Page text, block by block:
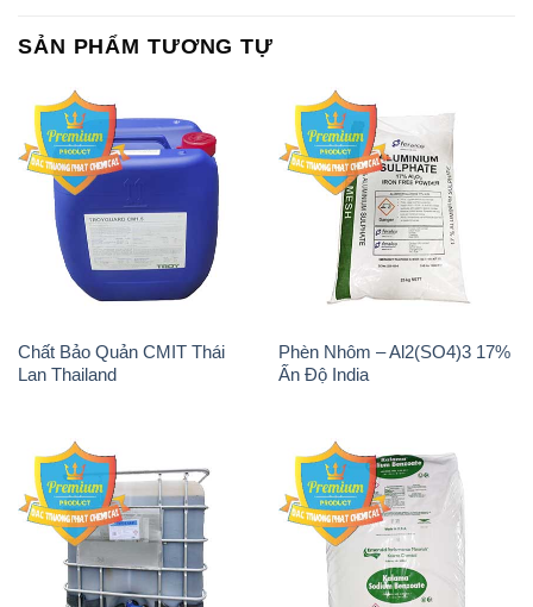
SẢN PHẨM TƯƠNG TỰ
Chất Bảo Quản CMIT Thái
Lan Thailand
Phèn Nhôm – Al2(SO4)3 17%
Ấn Độ India